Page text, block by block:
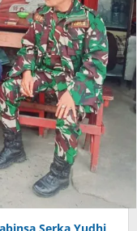
Serka Yudhi